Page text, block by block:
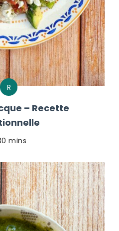
R
– Recette
mins